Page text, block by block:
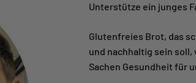
Unterstütze ein junges
Glutenfreies Brot, das
und nachhaltig sein soll,
Sachen Gesundheit für